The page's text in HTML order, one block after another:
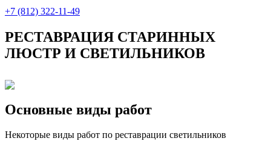
+7 (812) 322-11-49
РЕСТАВРАЦИЯ СТАРИННЫХ
ЛЮСТР И СВЕТИЛЬНИКОВ
Основные виды работ
Некоторые виды работ по реставрации светильников